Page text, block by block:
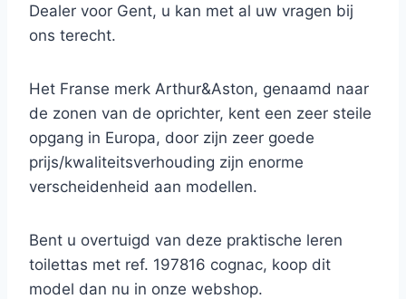
Dealer voor Gent, u kan met al uw vragen bij
ons terecht.
Het Franse merk Arthur&Aston, genaamd naar
de zonen van de oprichter, kent een zeer steile
opgang in Europa, door zijn zeer goede
prijs/kwaliteitsverhouding zijn enorme
verscheidenheid aan modellen.
Bent u overtuigd van deze praktische leren
toilettas met ref. 197816 cognac, koop dit
model dan nu in onze webshop.